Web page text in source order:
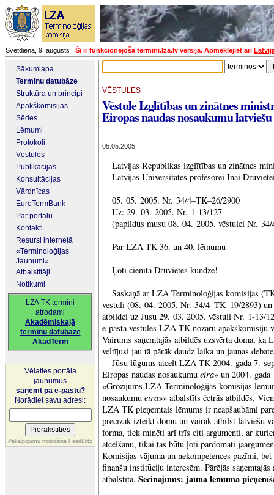
Svētdiena, 9. augusts Šī ir funkcionējoša termini.lza.lv versija. Apmeklējiet arī
Sākumlapa
Terminu datubāze
Struktūra un principi
Apakškomisijas
Sēdes
Lēmumi
Protokoli
Vēstules
Publikācijas
Konsultācijas
Vārdnīcas
EuroTermBank
Par portālu
Kontakti
Resursi internetā
«Terminoloģijas
Jaunumi»
Atbalstītāji
Notikumi
LZA TK termini
atrodami
Akadēmiskajā
terminu datubāzē
AkadTerm
Vēlaties portāla
jaunumus
saņemt pa e-pastu?
Norādiet savu adresi:
Pakalpojumu nodrošina FeedBlitz
VĒSTULES
Vēstule Izglītības un zinātnes
Eiropas naudas nosaukumu
05.05.2005
Latvijas Republikas izglītības un zinātnes
Latvijas Universitātes profesorei Inai
05. 05. 2005. Nr. 34/4–TK–26/2900
Uz: 29. 03. 2005. Nr. 1-13/127
(papildus mūsu 08. 04. 2005. vēstulei Nr.
Par LZA TK 36. un 40. lēmumu
Ļoti cienītā Druvietes kundze!
Saskaņā ar LZA Terminoloģijas komisijas
vēstuli (08. 04. 2005. Nr. 34/4–TK–19/2893)
atbildei uz Jūsu 29. 03. 2005. vēstuli Nr. 1-13/
e-pasta vēstules LZA TK nozaru apakškomisiju
Vairums saņemtajās atbildēs uzsvērta doma,
veltījusi jau tā pārāk daudz laika un jaunas
Jūsu lūgums atcelt LZA TK 2004. gada 7.
Eiropas naudas nosaukumu eira» un 2004.
«Grozījums LZA Terminoloģijas komisijas
nosaukumu eira»» atbalstīts četrās atbildēs.
LZA TK pieņemtais lēmums ir neapšaubāmi
precīzāk izteikt domu un vairāk atbilst latviešu
forma, tiek minēti arī trīs citi argumenti, ar
atcelšanu, tikai tas būtu ļoti pārdomāti
Komisijas vājuma un nekompetences pazīmi,
finanšu institūciju interesēm. Pārējās
atbalstīta. Secinājums: jauna lēmuma